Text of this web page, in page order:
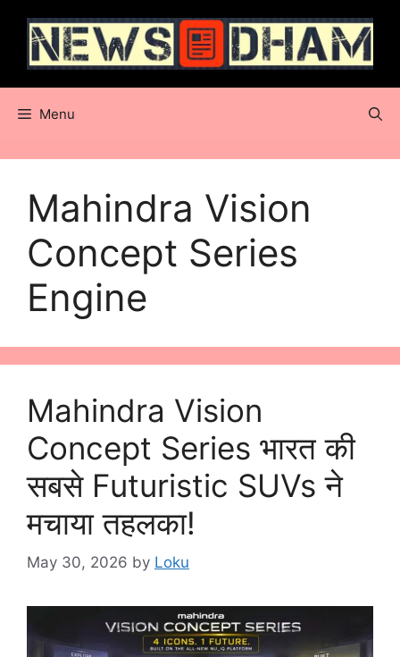
content
Menu
Mahindra Vision
Concept Series
Engine
Mahindra Vision
Concept Series भारत की
सबसे Futuristic SUVs ने
मचाया तहलका!
May 30, 2026 by Loku